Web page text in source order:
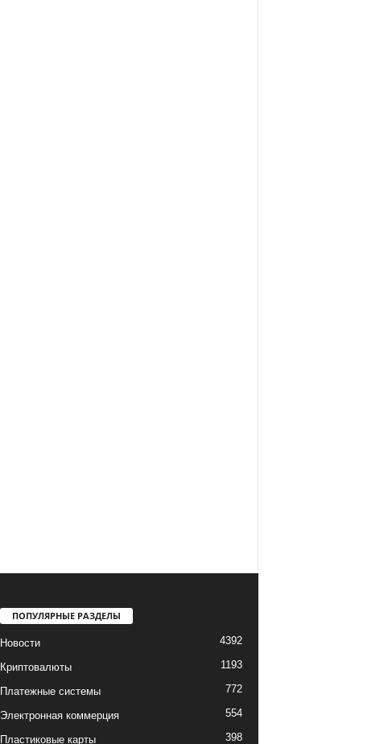
ПОПУЛЯРНЫЕ РАЗДЕЛЫ
Новости 4392
Криптовалюты 1193
Платежные системы 772
Электронная коммерция 554
Пластиковые карты 398